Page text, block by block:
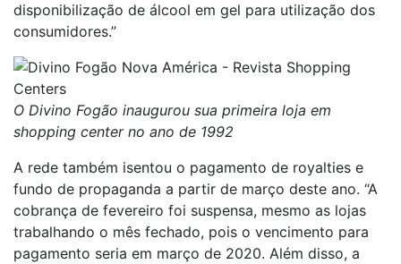
disponibilização de álcool em gel para utilização dos
consumidores.”
O Divino Fogão inaugurou sua primeira loja em
shopping center no ano de 1992
A rede também isentou o pagamento de royalties e
fundo de propaganda a partir de março deste ano. “A
cobrança de fevereiro foi suspensa, mesmo as lojas
trabalhando o mês fechado, pois o vencimento para
pagamento seria em março de 2020. Além disso, a